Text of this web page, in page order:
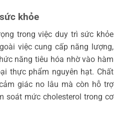
khỏe
trong việc duy trì sức khỏe
việc cung cấp năng lượng,
năng tiêu hóa nhờ vào hàm
thực phẩm nguyên hạt. Chất
giác no lâu mà còn hỗ trợ
soát mức cholesterol trong cơ